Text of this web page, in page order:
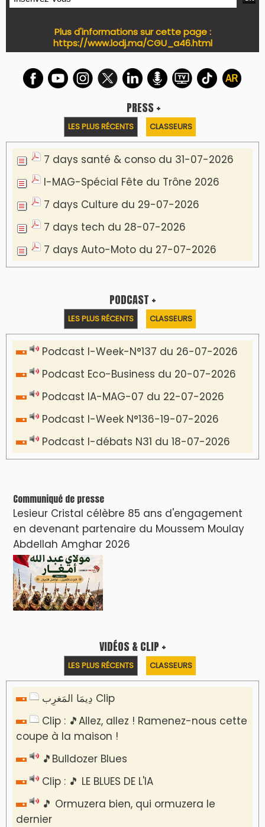
Plus d'informations sur cette page :
https://www.lodj.ma/CGU_a46.html
PRESS +
LES PLUS RÉCENTS CLASSEURS
7 days santé & conso du 31-07-2026
I-MAG-Spécial Fête du Trône 2026
7 days Culture du 29-07-2026
7 days tech du 28-07-2026
7 days Auto-Moto du 27-07-2026
PODCAST +
LES PLUS RÉCENTS CLASSEURS
Podcast I-Week-N°137 du 26-07-2026
Podcast Eco-Business du 20-07-2026
Podcast IA-MAG-07 du 22-07-2026
Podcast I-Week N°136-19-07-2026
Podcast I-débats N31 du 18-07-2026
Communiqué de presse
Lesieur Cristal célèbre 85 ans d'engagement
en devenant partenaire du Moussem Moulay
Abdellah Amghar 2026
VIDÉOS & CLIP +
LES PLUS RÉCENTS CLASSEURS
دِيمَا المَغرِب Clip
Clip : 🎵Allez, allez ! Ramenez-nous cette
coupe à la maison !
🎵Bulldozer Blues
Clip : 🎵 LE BLUES DE L'IA
🎵 Ormuzera bien, qui ormuzera le
dernier